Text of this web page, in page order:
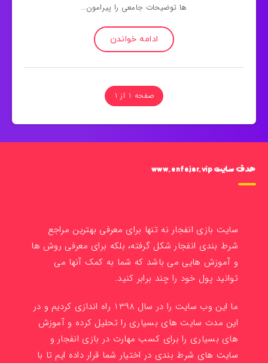
ها توضیحات جامعی را پیرامون…
ادامه خواندن
صفحه 1 از 1
هدف سایت www.enfejar.vip
سایت بازی انفجار نه تنها برای معرفی بهترین مراجع
شرط بندی انفجار شکل گرفته، بلکه برای معرفی روش ها
و آموزش هایی می باشد که شما به کمک آنها می
توانید پول خود را چند برابر کنید.
ما این وب سایت را در سال 1398 راه اندازی کردیم و در
این مدت سایت های بسیاری را تحلیل کرده و آموزش
های بسیاری را برای کسب مهارت در بازی انفجار و
سایت های شرط بندی در اختیار شما قرار داده ایم تا با